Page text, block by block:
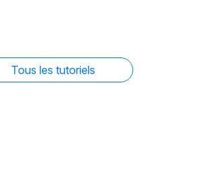
Tous les tutoriels